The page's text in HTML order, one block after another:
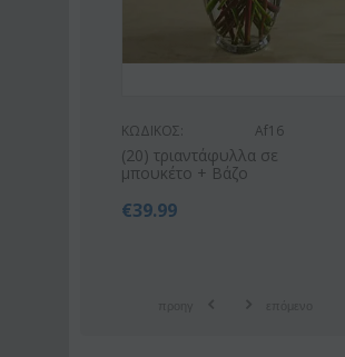
ΚΩΔΙΚΟΣ: Af16
(20) τριαντάφυλλα σε
μπουκέτο + Βάζο
€39.99